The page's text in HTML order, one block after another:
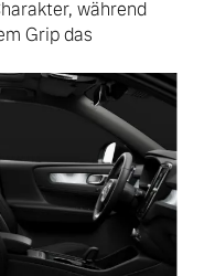
während
Grip das